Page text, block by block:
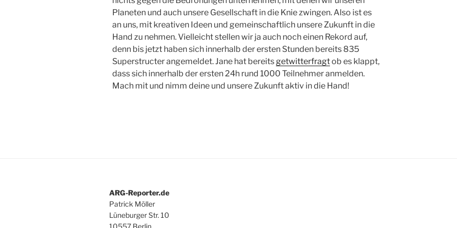
Planeten und auch unsere Gesellschaft in die Knie zwingen. Also ist es
an uns, mit kreativen Ideen und gemeinschaftlich unsere Zukunft in die
Hand zu nehmen. Vielleicht stellen wir ja auch noch einen Rekord auf,
denn bis jetzt haben sich innerhalb der ersten Stunden bereits 835
Superstructer angemeldet. Jane hat bereitsgetwitterfragtob es klappt,
dass sich innerhalb der ersten 24h rund 1000 Teilnehmer anmelden.
Mach mit und nimm deine und unsere Zukunft aktiv in die Hand!
ARG-Reporter.de
Patrick Möller
Lüneburger Str. 10
10557 Berlin